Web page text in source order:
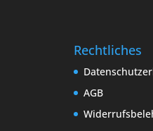
Rechtliches
AGB